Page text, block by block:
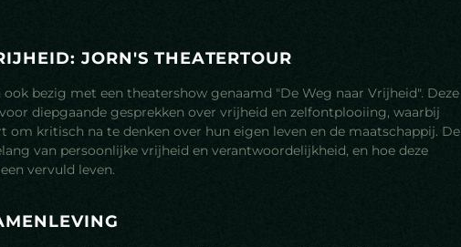
IJHEID: JORN'S THEATERTOUR
bezig met een theatershow genaamd "De Weg naar Vrijheid". Deze
diepgaande gesprekken over vrijheid en zelfontplooiing, waarbij
om kritisch na te denken over hun eigen leven en de maatschappij. De
van persoonlijke vrijheid en verantwoordelijkheid, en hoe deze
vervuld leven.
MENLEVING